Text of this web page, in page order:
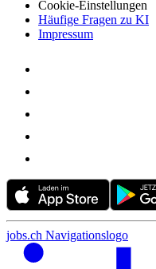
Cookie-Einstellungen
Häufige Fragen zu KI
Impressum
jobs.ch Navigationslogo